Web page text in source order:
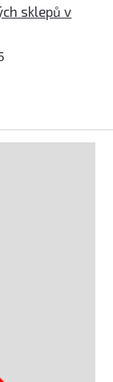
sklepů v